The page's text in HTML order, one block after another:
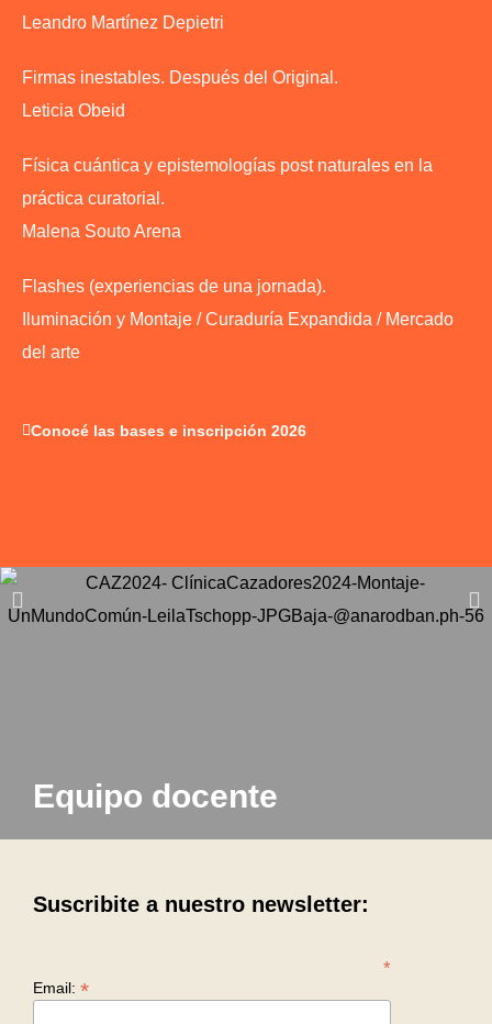
Leandro Martínez Depietri
Firmas inestables. Después del Original.
Leticia Obeid
Física cuántica y epistemologías post naturales en la
práctica curatorial.
Malena Souto Arena
Flashes (experiencias de una jornada).
Iluminación y Montaje / Curaduría Expandida / Mercado
del arte
Conocé las bases e inscripción 2026
Equipo docente
Suscribite a nuestro newsletter:
*
Email: *